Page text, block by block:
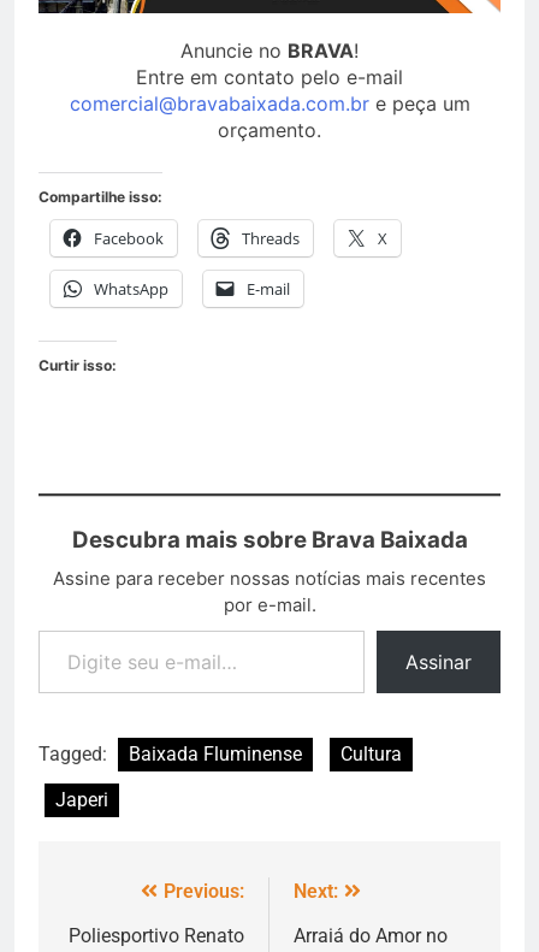
Anuncie no BRAVA!
Entre em contato pelo e-mail
comercial@bravabaixada.com.bre peça um
orçamento.
Compartilhe isso:
Facebook Threads X
WhatsApp E-mail
Curtir isso:
Descubra mais sobre Brava Baixada
Assine para receber nossas notícias mais recentes
por e-mail.
Assinar
Tagged: Baixada Fluminense
Cultura
Japeri
Previous:
Poliesportivo Renato
Next:
Arraiá do Amor no